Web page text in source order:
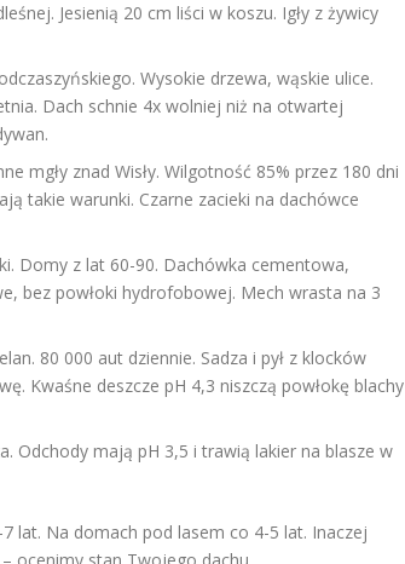
Jesienią 20 cm liści w koszu. Igły z żywicy
Wysokie drzewa, wąskie ulice.
Dach schnie 4x wolniej niż na otwartej
mgły znad Wisły. Wilgotność 85% przez 180 dni
takie warunki. Czarne zacieki na dachówce
Domy z lat 60-90. Dachówka cementowa,
bez powłoki hydrofobowej. Mech wrasta na 3
80 000 aut dziennie. Sadza i pył z klocków
Kwaśne deszcze pH 4,3 niszczą powłokę blachy
Odchody mają pH 3,5 i trawią lakier na blasze w
lat. Na domach pod lasem co 4-5 lat. Inaczej